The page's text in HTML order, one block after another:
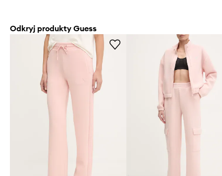
Odkryj produkty Guess